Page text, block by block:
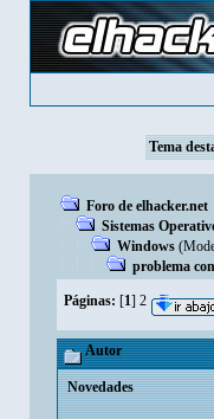
Tema
Foro de elhacker.net
Sistemas
Windows
problema
Páginas: [1] 2
Autor
Novedades